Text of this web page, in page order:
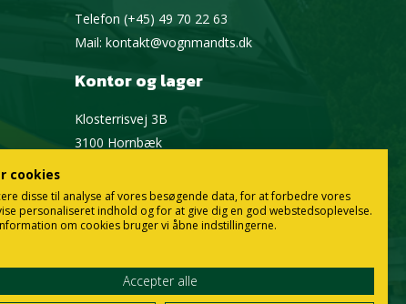
Telefon(+45) 49 70 22 63
Mail:kontakt@vognmandts.dk
Kontor og lager
Klosterrisvej 3B
3100 Hornbæk
cookies
disse til analyse af vores besøgende data, for at forbedre vores
personaliseret indhold og for at give dig en god webstedsoplevelse.
om cookies bruger vi åbne indstillingerne.
Accepter alle